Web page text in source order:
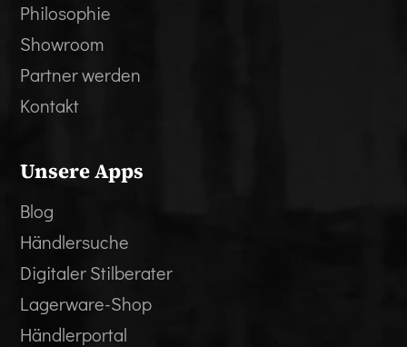
Philosophie
Showroom
Partner werden
Kontakt
Unsere Apps
Blog
Händlersuche
Digitaler Stilberater
Lagerware-Shop
Händlerportal